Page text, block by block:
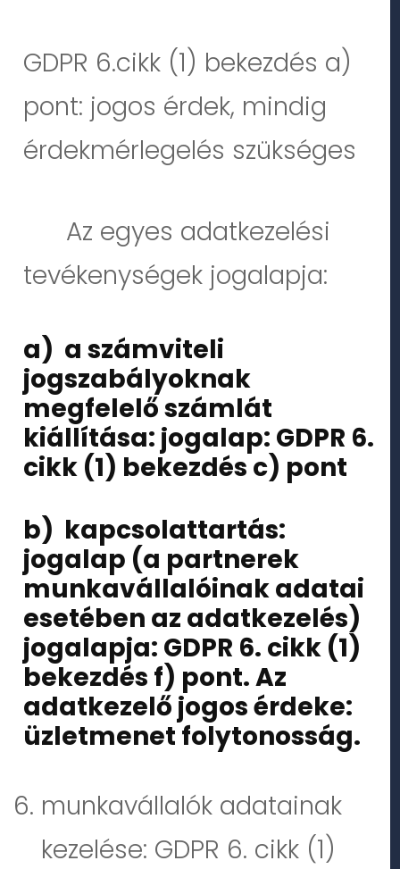
GDPR 6.cikk (1) bekezdés a)
pont: jogos érdek, mindig
érdekmérlegelés szükséges
Az egyes adatkezelési
tevékenységek jogalapja:
a) a számviteli
jogszabályoknak
megfelelő számlát
kiállítása: jogalap: GDPR 6.
cikk (1) bekezdés c) pont
b) kapcsolattartás:
jogalap (a partnerek
munkavállalóinak adatai
esetében az adatkezelés)
jogalapja: GDPR 6. cikk (1)
bekezdés f) pont. Az
adatkezelő jogos érdeke:
üzletmenet folytonosság.
munkavállalók adatainak
kezelése: GDPR 6. cikk (1)